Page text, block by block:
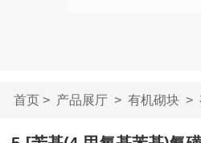
首页> 产品展厅> 有机砌块>
基苯基)氨磺酰...